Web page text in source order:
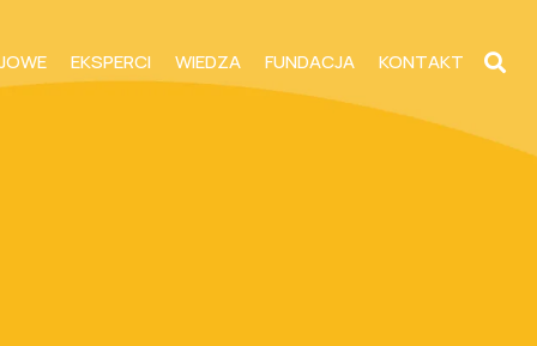
EKSPERCI WIEDZA FUNDACJA KONTAKT